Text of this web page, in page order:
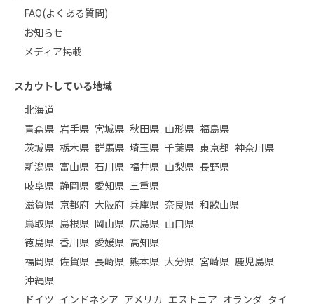
FAQ(よくある質問)
お知らせ
メディア掲載
スカウトしている地域
北海道
青森県 岩手県 宮城県 秋田県 山形県 福島県
茨城県 栃木県 群馬県 埼玉県 千葉県 東京都 神奈川県
新潟県 富山県 石川県 福井県 山梨県 長野県
岐阜県 静岡県 愛知県 三重県
滋賀県 京都府 大阪府 兵庫県 奈良県 和歌山県
鳥取県 島根県 岡山県 広島県 山口県
徳島県 香川県 愛媛県 高知県
福岡県 佐賀県 長崎県 熊本県 大分県 宮崎県 鹿児島県
沖縄県
ドイツ インドネシア アメリカ エストニア オランダ タイ